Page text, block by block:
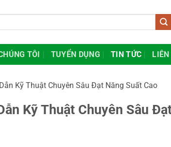
TÔI TUYỂN DỤNG TIN TỨC LIÊN
Kỹ Thuật Chuyên Sâu Đạt Năng Suất Cao
Kỹ Thuật Chuyên Sâu